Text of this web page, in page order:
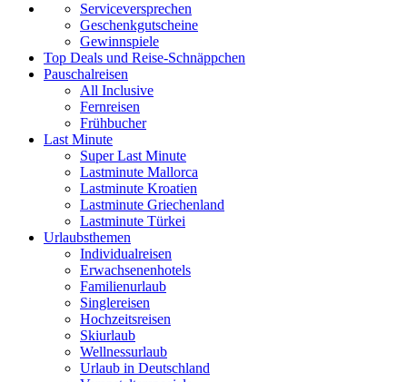
Serviceversprechen
Geschenkgutscheine
Gewinnspiele
Top Deals und Reise-Schnäppchen
Pauschalreisen
All Inclusive
Fernreisen
Frühbucher
Last Minute
Super Last Minute
Lastminute Mallorca
Lastminute Kroatien
Lastminute Griechenland
Lastminute Türkei
Urlaubsthemen
Individualreisen
Erwachsenenhotels
Familienurlaub
Singlereisen
Hochzeitsreisen
Skiurlaub
Wellnessurlaub
Urlaub in Deutschland